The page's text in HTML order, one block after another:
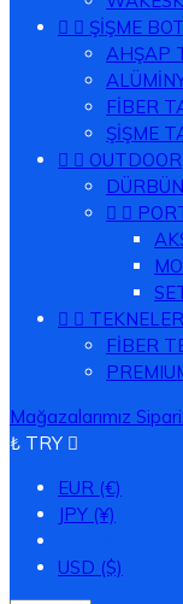
  ŞİŞME
AHŞAP
FİBER
ŞİŞME
  OUTDOOR
DÜRBÜN
 
  TEKNELER
FİBER
Mağazalarımız
₺ TRY 
EUR (€)
JPY (¥)
USD ($)